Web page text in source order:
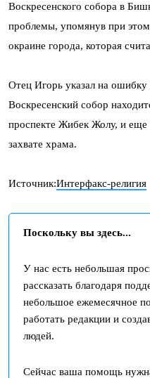
Воскресенского собора в
проблемы, упомянув при
окраине города, которая
Отец Игорь указал на ошибку
Воскресенский собор
проспекте Жибек Жолу, и еще
захвате храма.
Источник:Интерфакс-религия
Поскольку вы здесь...
У нас есть небольшая
рассказать благодаря
небольшое ежемесячное
работать редакции и
людей.
Сейчас ваша помощь